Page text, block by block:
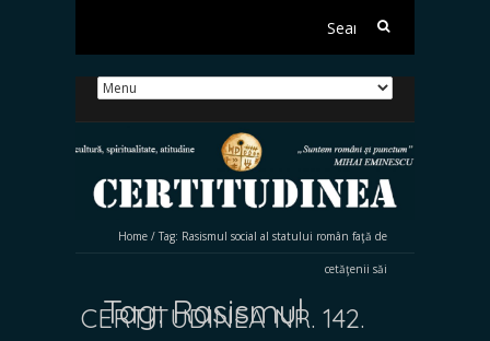
Search
Home / Tag: Rasismul social al statului român faţă de
cetăţenii săi
Tag:Rasismul
CERTITUDINEA NR. 142.